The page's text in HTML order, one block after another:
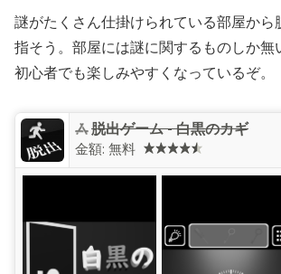
謎がたくさん仕掛けられている部屋から
指そう。部屋には謎に関するものしか無
初心者でも楽しみやすくなっているぞ。
‎脱出ゲーム - 白黒のカギ
金額: 無料